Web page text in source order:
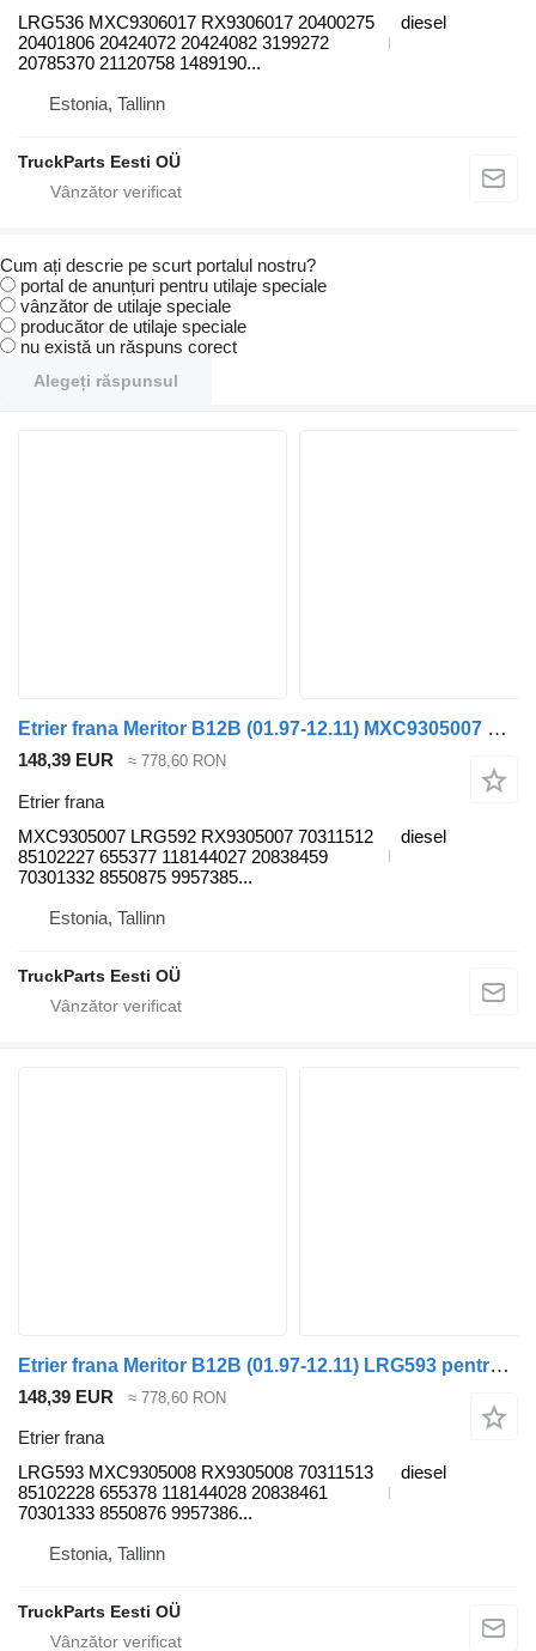
LRG536 MXC9306017 RX9306017 20400275
20401806 20424072 20424082 3199272
20785370 21120758 1489190...
diesel
Estonia, Tallinn
TruckParts Eesti OÜ
Cum ați descrie pe scurt portalul nostru?
portal de anunțuri pentru utilaje speciale
vânzător de utilaje speciale
producător de utilaje speciale
nu există un răspuns corect
Alegeți răspunsul
Etrier frana Meritor B12B (01.97-12.11) MXC9305007 pentru autobuz Volvo B6, B7, B9, B10, B12 bus (1978-2011)
148,39 EUR ≈ 778,60 RON
Etrier frana
MXC9305007 LRG592 RX9305007 70311512
85102227 655377 118144027 20838459
70301332 8550875 9957385...
diesel
Estonia, Tallinn
TruckParts Eesti OÜ
Etrier frana Meritor B12B (01.97-12.11) LRG593 pentru autobuz Volvo B6, B7, B9, B10, B12 bus (1978-2011)
148,39 EUR ≈ 778,60 RON
Etrier frana
LRG593 MXC9305008 RX9305008 70311513
85102228 655378 118144028 20838461
70301333 8550876 9957386...
diesel
Estonia, Tallinn
TruckParts Eesti OÜ